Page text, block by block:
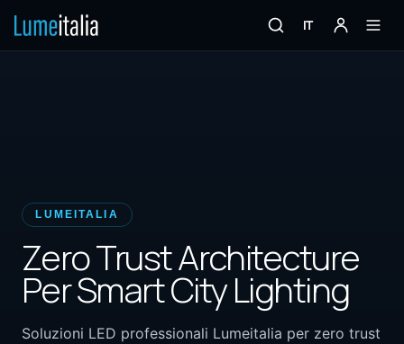
IT
LUMEITALIA
Zero Trust Architecture
Per Smart City Lighting
Soluzioni LED professionali Lumeitalia per zero trust